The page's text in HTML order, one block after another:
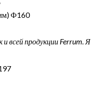
Ф160
всей продукции Ferrum. Я